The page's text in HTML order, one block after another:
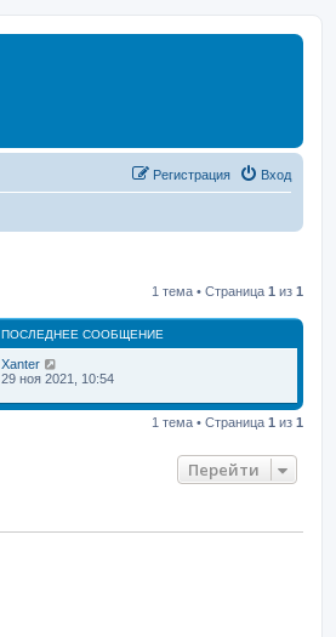
Вход
Регистрация
1 тема • Страница 1 из 1
ПОСЛЕДНЕЕ СООБЩЕНИЕ
Xanter
29 ноя 2021, 10:54
1 тема • Страница 1 из 1
Перейти